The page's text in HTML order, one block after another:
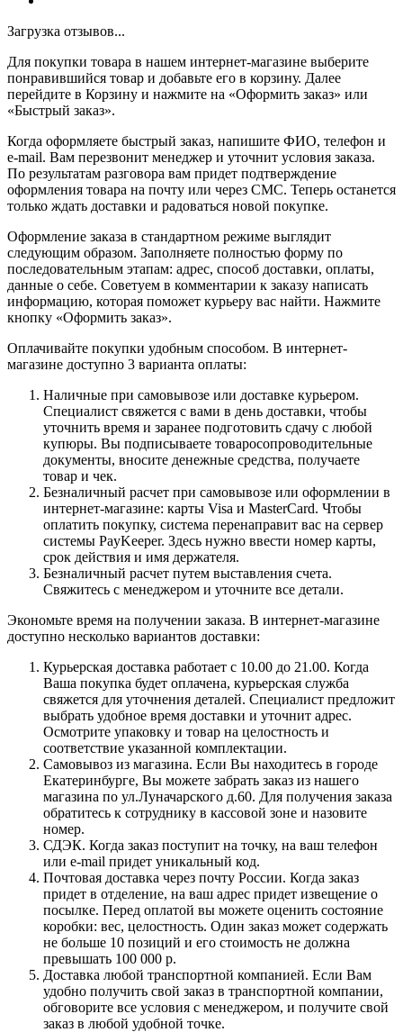
Загрузка отзывов...
Для покупки товара в нашем интернет-магазине выберите
понравившийся товар и добавьте его в корзину. Далее
перейдите в Корзину и нажмите на «Оформить заказ» или
«Быстрый заказ».
Когда оформляете быстрый заказ, напишите ФИО, телефон и
e-mail. Вам перезвонит менеджер и уточнит условия заказа.
По результатам разговора вам придет подтверждение
оформления товара на почту или через СМС. Теперь останется
только ждать доставки и радоваться новой покупке.
Оформление заказа в стандартном режиме выглядит
следующим образом. Заполняете полностью форму по
последовательным этапам: адрес, способ доставки, оплаты,
данные о себе. Советуем в комментарии к заказу написать
информацию, которая поможет курьеру вас найти. Нажмите
кнопку «Оформить заказ».
Оплачивайте покупки удобным способом. В интернет-
магазине доступно 3 варианта оплаты:
Наличные при самовывозе или доставке курьером.
Специалист свяжется с вами в день доставки, чтобы
уточнить время и заранее подготовить сдачу с любой
купюры. Вы подписываете товаросопроводительные
документы, вносите денежные средства, получаете
товар и чек.
Безналичный расчет при самовывозе или оформлении в
интернет-магазине: карты Visa и MasterCard. Чтобы
оплатить покупку, система перенаправит вас на сервер
системы PayKeeper. Здесь нужно ввести номер карты,
срок действия и имя держателя.
Безналичный расчет путем выставления счета.
Свяжитесь с менеджером и уточните все детали.
Экономьте время на получении заказа. В интернет-магазине
доступно несколько вариантов доставки:
Курьерская доставка работает с 10.00 до 21.00. Когда
Ваша покупка будет оплачена, курьерская служба
свяжется для уточнения деталей. Специалист предложит
выбрать удобное время доставки и уточнит адрес.
Осмотрите упаковку и товар на целостность и
соответствие указанной комплектации.
Самовывоз из магазина. Если Вы находитесь в городе
Екатеринбурге, Вы можете забрать заказ из нашего
магазина по ул.Луначарского д.60. Для получения заказа
обратитесь к сотруднику в кассовой зоне и назовите
номер.
СДЭК. Когда заказ поступит на точку, на ваш телефон
или e-mail придет уникальный код.
Почтовая доставка через почту России. Когда заказ
придет в отделение, на ваш адрес придет извещение о
посылке. Перед оплатой вы можете оценить состояние
коробки: вес, целостность. Один заказ может содержать
не больше 10 позиций и его стоимость не должна
превышать 100 000 р.
Доставка любой транспортной компанией. Если Вам
удобно получить свой заказ в транспортной компании,
обговорите все условия с менеджером, и получите свой
заказ в любой удобной точке.